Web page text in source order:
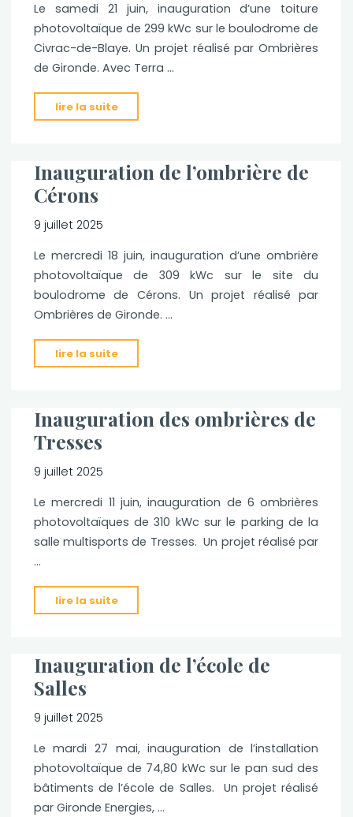
place
du
solaire
en
France
!"
Le samedi 21 juin, inauguration d’une toiture
photovoltaïque de 299 kWc sur le boulodrome de
Civrac-de-Blaye. Un projet réalisé par Ombrières
de Gironde. Avec Terra …
lire la suite
de
à
Civrac-
Inauguration de l’ombrière de
Cérons
9 juillet 2025
Le mercredi 18 juin, inauguration d’une ombrière
photovoltaïque de 309 kWc sur le site du
boulodrome de Cérons. Un projet réalisé par
Ombrières de Gironde. …
lire la suite
de
de
Cérons"
Inauguration des ombrières de
Tresses
9 juillet 2025
Le mercredi 11 juin, inauguration de 6 ombrières
photovoltaïques de 310 kWc sur le parking de la
salle multisports de Tresses. Un projet réalisé par
…
lire la suite
des
de
Tresses"
Inauguration de l’école de
Salles
9 juillet 2025
Le mardi 27 mai, inauguration de l’installation
photovoltaïque de 74,80 kWc sur le pan sud des
bâtiments de l’école de Salles. Un projet réalisé
par Gironde Energies, …